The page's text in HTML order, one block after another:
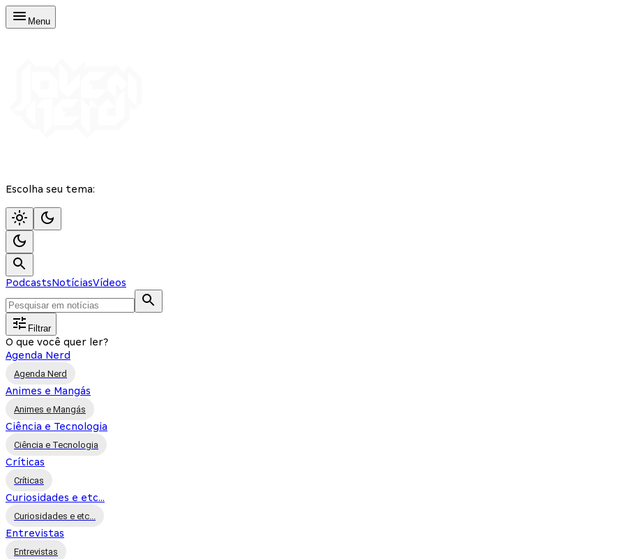
Menu
Escolha seu tema:
PodcastsNotíciasVídeos
Filtrar
O que você quer ler?
Agenda Nerd
Agenda Nerd
Animes e Mangás
Animes e Mangás
Ciência e Tecnologia
Ciência e Tecnologia
Críticas
Críticas
Curiosidades e etc...
Curiosidades e etc...
Entrevistas
Entrevistas